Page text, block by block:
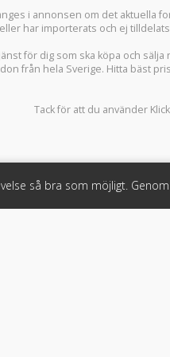
i annonsen om det aktuella
har importerats och ej
för dig som ska köpa och sälja
från hela Sverige. Hitta bäst
Tack för att du använder
så bra som möjligt.